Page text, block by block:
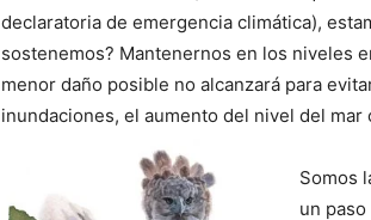
declaratoria de emergencia climática),
sostenemos? Mantenernos en los niveles
menor daño posible no alcanzará para
inundaciones, el aumento del nivel del
Somos
un